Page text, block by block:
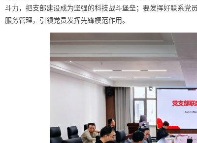
斗力，把支部建设成为坚强的科技战斗堡垒；要发挥好联系党
服务管理，引领党员发挥先锋模范作用。